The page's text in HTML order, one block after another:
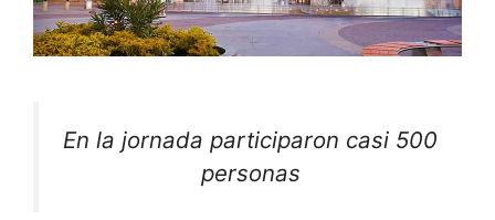
En la jornada participaron casi 500
personas